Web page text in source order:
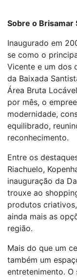
Sobre o Brisamar
Inaugurado em
se como o
Vicente e um dos
da Baixada
Área Bruta
por mês, o
modernidade,
equilibrado,
reconhecimento.
Entre os
Riachuelo,
inauguração da
trouxe ao
produtos
ainda mais as
região.
Mais do que um
também um
entretenimento.